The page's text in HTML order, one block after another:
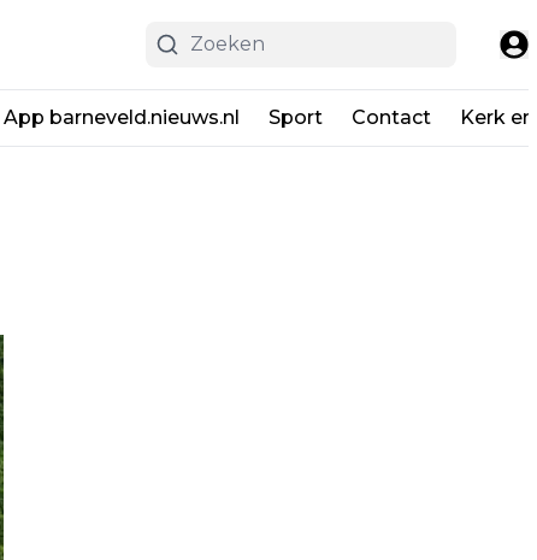
App barneveld.nieuws.nl Sport Contact Kerk